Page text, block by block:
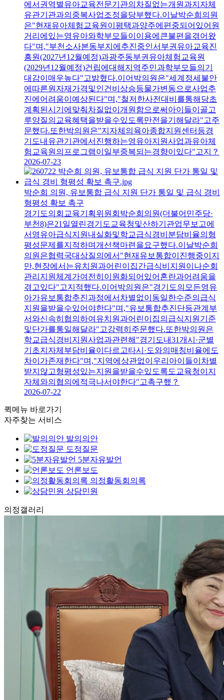
에서권역별유아교육전문기관의차질없는개원과지자체
유관기관과의중복사업조정을당부했다.이날박순희의원
은"현재유아체험교육원이평택과양주에편중되어있어원
거리에있는영유아와학부모들이이용에큰불편을겪어왔
다"며,"부천소사본동부지에추진중인서부권유아교육진
흥원(2027년12월예정)과광주동부권유아체험교육원
(2029년12월예정)건립에대해지역주민과학부모들의기
대감이매우높다"고밝혔다.이어박의원은"세계정세불안
에따른원자재가격및인건비상승등물가변동으로사업추
진에어려움이예상된다"며,"철저한사전대비를통해당초
계획된시기에맞춰차질없이개원함으로써아이들이골고
루양질의교육혜택을받을수있도록만전을기해달라"고주
문했다.또한박의원은"지자체의육아종합지원센터등경
기도내유관기관에서진행하는영유아지원사업과유아체
험교육원의프로그램이일부중복되는경향이있다"고지？
2026-07-23
박순희 의원, 유보통합 급식 지원 단가 통일 및 급식 경비
형평성 확보 촉구
경기도의회교육기획위원회박순희의원(더불어민주당·
부천8)은21일열린경기도교육청및산하기관업무보고에
서영유아급식지원내실화및학교급식경비분담비율의형
평성문제를지적하며개선책마련을요구했다.이날박순희
의원은협력국대상질의에서"현재유보통합이진행중이지
만,현장에서는유치원과어린이집간급식비지원이나순회
관리지원체계가여전히이원화되어있어혼란과어려움을
겪고있다"고지적했다.이어박의원은"경기도의모든영유
아가유보통합추진과정에서차별없이동일한수준의급식
지원을받을수있어야한다"며,"유보통합추진단등관계부
서와신속히협의하여유치원과어린이집의급식지원기준
및단가를통일해달라"고강력히주문했다.또한박의원은
학교급식경비지원사업과관련해"경기도내31개시·군별
기초지자체부담비율이다르고타시·도와의매칭비율에도
차이가존재한다"며,"지역에상관없이우리아이들이차별
받지않고형평성있는지원을받을수있도록도교육청이지
자체와의협의에적극나서야한다"고촉구했？
2026-07-22
퀵메뉴 바로가기
자주찾는 서비스
발의의안
도정질문
5분자유발언
언론보도
의정활동회의록
상담민원
의정갤러리